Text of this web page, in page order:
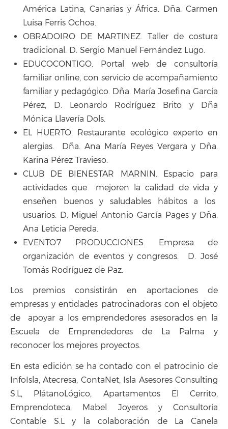
América Latina, Canarias y África. Dña. Carmen
Luisa Ferris Ochoa.
OBRADOIRO DE MARTINEZ. Taller de costura
tradicional. D. Sergio Manuel Fernández Lugo.
EDUCOCONTIGO. Portal web de consultoría
familiar online, con servicio de acompañamiento
familiar y pedagógico. Dña. María Josefina García
Pérez, D. Leonardo Rodríguez Brito y Dña
Mónica Llavería Dols.
EL HUERTO. Restaurante ecológico experto en
alergias. Dña. Ana María Reyes Vergara y Dña.
Karina Pérez Travieso.
CLUB DE BIENESTAR MARNIN. Espacio para
actividades que mejoren la calidad de vida y
enseñen buenos y saludables hábitos a los
usuarios. D. Miguel Antonio García Pages y Dña.
Ana Leticia Pereda.
EVENTO7 PRODUCCIONES. Empresa de
organización de eventos y congresos. D. José
Tomás Rodríguez de Paz.
Los premios consistirán en aportaciones de
empresas y entidades patrocinadoras con el objeto
de apoyar a los emprendedores asesorados en la
Escuela de Emprendedores de La Palma y
reconocer los mejores proyectos.
En esta edición se ha contado con el patrocinio de
InfoIsla, Atecresa, ContaNet, Isla Asesores Consulting
S.L, PlátanoLógico, Apartamentos El Cerrito,
Emprendoteca, Mabel Joyeros y Consultoría
Contable S.L y la colaboración de La Canela